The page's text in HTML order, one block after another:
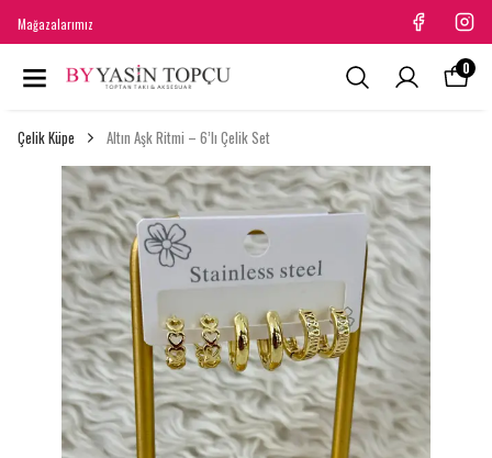
Mağazalarımız
0
Çelik Küpe Altın Aşk Ritmi – 6’lı Çelik Set